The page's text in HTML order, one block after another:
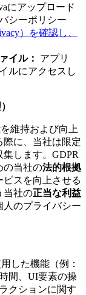
にアップロード
シーポリシー
）を確認し、
イル：
アプリ
ルにアクセスし
維持および向上
際に、当社は限定
集します。GDPR
の当社の法的根拠
スを向上させる
当社の正当な利益
人のプライバシー
した機能（例：
間、UI要素の操
クションに関す